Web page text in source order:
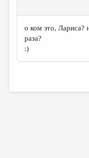
РЕЦЕНЗИРОВАНИЕ
ЦИКЛЫ
ТРЕДИАКОВСКИЙ
о ком это, Лариса?
раза?
:)